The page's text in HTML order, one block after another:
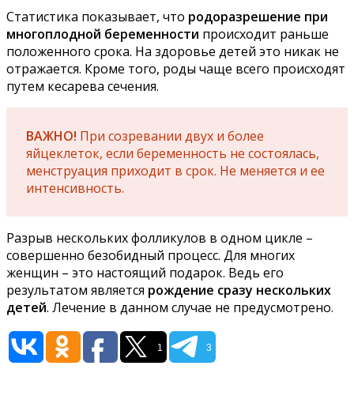
Статистика показывает, что родоразрешение при
многоплодной беременности происходит раньше
положенного срока. На здоровье детей это никак не
отражается. Кроме того, роды чаще всего происходят
путем кесарева сечения.
ВАЖНО! При созревании двух и более
яйцеклеток, если беременность не состоялась,
менструация приходит в срок. Не меняется и ее
интенсивность.
Разрыв нескольких фолликулов в одном цикле –
совершенно безобидный процесс. Для многих
женщин – это настоящий подарок. Ведь его
результатом является рождение сразу нескольких
детей. Лечение в данном случае не предусмотрено.
1 3